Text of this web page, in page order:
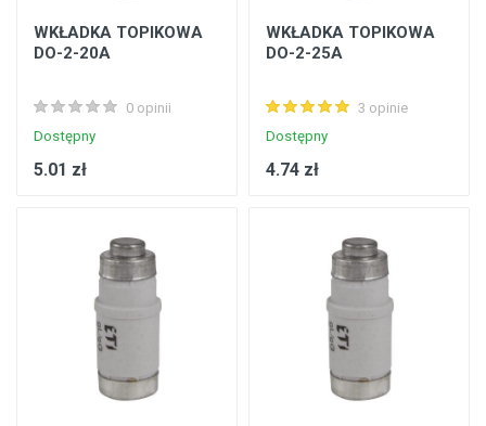
WKŁADKA TOPIKOWA
DO-2-20A
0 opinii
Dostępny
5.01 zł
WKŁADKA TOPIKOWA
DO-2-25A
3 opinie
Dostępny
4.74 zł